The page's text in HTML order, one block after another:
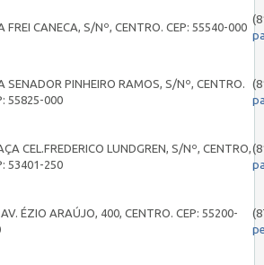
FREI CANECA, S/Nº, CENTRO. CEP: 55540-000
SENADOR PINHEIRO RAMOS, S/Nº, CENTRO.
55825-000
CEL.FREDERICO LUNDGREN, S/Nº, CENTRO,
53401-250
ÉZIO ARAÚJO, 400, CENTRO. CEP: 55200-